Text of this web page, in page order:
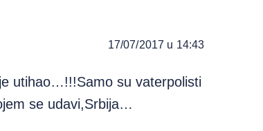
17/07/2017 u 14:43
utihao…!!!Samo su vaterpolisti
se udavi,Srbija…